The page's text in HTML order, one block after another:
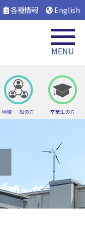
English
各種情報
地域･一般の方 卒業生の方
MENU